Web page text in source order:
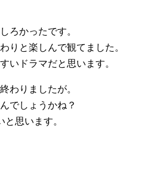
ろかったです。
りと楽しんで観てました。
いドラマだと思います。
わりましたが。
でしょうかね？
思います。